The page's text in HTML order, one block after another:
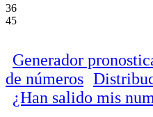
36
45
Generador
de números
¿Han salido mis